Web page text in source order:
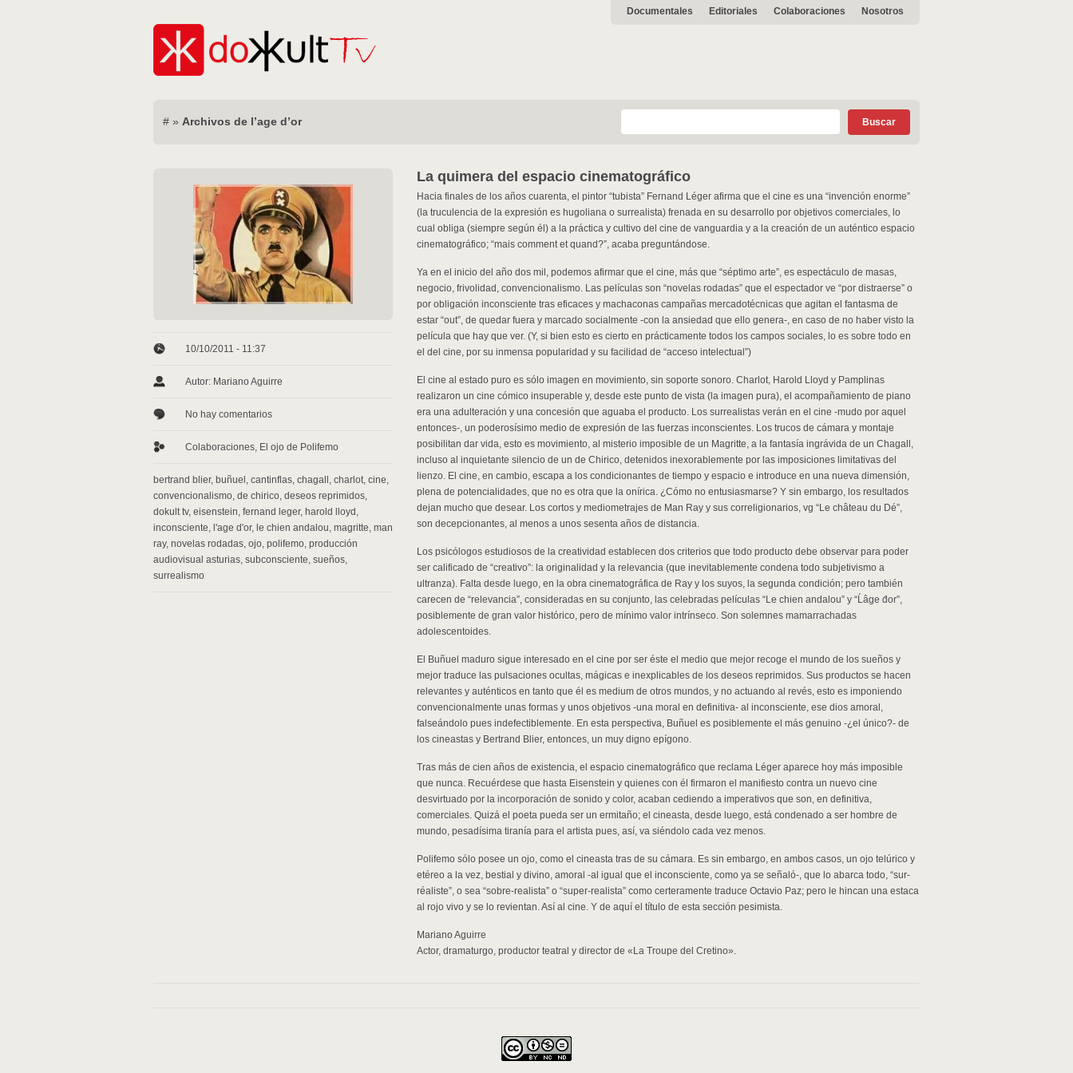
Documentales Editoriales Colaboraciones Nosotros
# » Archivos de l’age d’or
10/10/2011 - 11:37
Autor: Mariano Aguirre
No hay comentarios
Colaboraciones, El ojo de Polifemo
bertrand blier, buñuel , cantinflas, chagall , charlot, cine,
convencionalismo, de chirico, deseos reprimidos,
dokult tv, eisenstein, fernand leger, harold lloyd ,
inconsciente, l'age d'or, le chien andalou, magritte, man
ray, novelas rodadas, ojo, polifemo, producción
audiovisual asturias, subconsciente, sueños,
surrealismo
La quimera del espacio cinematográfico
Hacia finales de los años cuarenta, el pintor “tubista” Fernand Léger afirma que el cine es una “invención enorme”
(la truculencia de la expresión es hugoliana o surrealista) frenada en su desarrollo por objetivos comerciales, lo
cual obliga (siempre según él) a la práctica y cultivo del cine de vanguardia y a la creación de un auténtico espacio
cinematográfico; “mais comment et quand?”, acaba preguntándose.
Ya en el inicio del año dos mil, podemos afirmar que el cine, más que “séptimo arte”, es espectáculo de masas,
negocio, frivolidad, convencionalismo. Las películas son “novelas rodadas” que el espectador ve “por distraerse” o
por obligación inconsciente tras eficaces y machaconas campañas mercadotécnicas que agitan el fantasma de
estar “out”, de quedar fuera y marcado socialmente -con la ansiedad que ello genera-, en caso de no haber visto la
película que hay que ver. (Y, si bien esto es cierto en prácticamente todos los campos sociales, lo es sobre todo en
el del cine, por su inmensa popularidad y su facilidad de “acceso intelectual”)
El cine al estado puro es sólo imagen en movimiento, sin soporte sonoro. Charlot, Harold Lloyd y Pamplinas
realizaron un cine cómico insuperable y, desde este punto de vista (la imagen pura), el acompañamiento de piano
era una adulteración y una concesión que aguaba el producto. Los surrealistas verán en el cine -mudo por aquel
entonces-, un poderosísimo medio de expresión de las fuerzas inconscientes. Los trucos de cámara y montaje
posibilitan dar vida, esto es movimiento, al misterio imposible de un Magritte, a la fantasía ingrávida de un Chagall,
incluso al inquietante silencio de un de Chirico, detenidos inexorablemente por las imposiciones limitativas del
lienzo. El cine, en cambio, escapa a los condicionantes de tiempo y espacio e introduce en una nueva dimensión,
plena de potencialidades, que no es otra que la onírica. ¿Cómo no entusiasmarse? Y sin embargo, los resultados
dejan mucho que desear. Los cortos y mediometrajes de Man Ray y sus correligionarios, vg “Le château du Dé”,
son decepcionantes, al menos a unos sesenta años de distancia.
Los psicólogos estudiosos de la creatividad establecen dos criterios que todo producto debe observar para poder
ser calificado de “creativo”: la originalidad y la relevancia (que inevitablemente condena todo subjetivismo a
ultranza). Falta desde luego, en la obra cinematográfica de Ray y los suyos, la segunda condición; pero también
carecen de “relevancia”, consideradas en su conjunto, las celebradas películas “Le chien andalou” y “Ĺâge d́or”,
posiblemente de gran valor histórico, pero de mínimo valor intrínseco. Son solemnes mamarrachadas
adolescentoides.
El Buñuel maduro sigue interesado en el cine por ser éste el medio que mejor recoge el mundo de los sueños y
mejor traduce las pulsaciones ocultas, mágicas e inexplicables de los deseos reprimidos. Sus productos se hacen
relevantes y auténticos en tanto que él es medium de otros mundos, y no actuando al revés, esto es imponiendo
convencionalmente unas formas y unos objetivos -una moral en definitiva- al inconsciente, ese dios amoral,
falseándolo pues indefectiblemente. En esta perspectiva, Buñuel es posiblemente el más genuino -¿el único?- de
los cineastas y Bertrand Blier, entonces, un muy digno epígono.
Tras más de cien años de existencia, el espacio cinematográfico que reclama Léger aparece hoy más imposible
que nunca. Recuérdese que hasta Eisenstein y quienes con él firmaron el manifiesto contra un nuevo cine
desvirtuado por la incorporación de sonido y color, acaban cediendo a imperativos que son, en definitiva,
comerciales. Quizá el poeta pueda ser un ermitaño; el cineasta, desde luego, está condenado a ser hombre de
mundo, pesadísima tiranía para el artista pues, así, va siéndolo cada vez menos.
Polifemo sólo posee un ojo, como el cineasta tras de su cámara. Es sin embargo, en ambos casos, un ojo telúrico y
etéreo a la vez, bestial y divino, amoral -al igual que el inconsciente, como ya se señaló-, que lo abarca todo, “sur-
réaliste”, o sea “sobre-realista” o “super-realista” como certeramente traduce Octavio Paz; pero le hincan una estaca
al rojo vivo y se lo revientan. Así al cine. Y de aquí el título de esta sección pesimista.
Mariano Aguirre
Actor, dramaturgo, productor teatral y director de «La Troupe del Cretino».